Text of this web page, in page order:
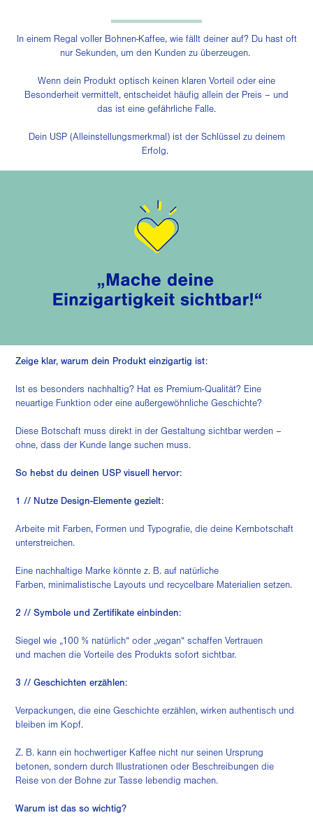
In einem Regal voller Bohnen-Kaffee, wie fällt deiner auf? Du hast oft
nur Sekunden, um den Kunden zu überzeugen.
Wenn dein Produkt optisch keinen klaren Vorteil oder eine
Besonderheit vermittelt, entscheidet häufig allein der Preis – und
das ist eine gefährliche Falle.
Dein USP (Alleinstellungsmerkmal) ist der Schlüssel zu deinem
Erfolg.
Zeige klar, warum dein Produkt einzigartig ist:
Ist es besonders nachhaltig? Hat es Premium-Qualität? Eine
neuartige Funktion oder eine außergewöhnliche Geschichte?
Diese Botschaft muss direkt in der Gestaltung sichtbar werden –
ohne, dass der Kunde lange suchen muss.
So hebst du deinen USP visuell hervor:
1 // Nutze Design-Elemente gezielt:
Arbeite mit Farben, Formen und Typografie, die deine Kernbotschaft
unterstreichen.
Eine nachhaltige Marke könnte z. B. auf natürliche
Farben, minimalistische Layouts und recycelbare Materialien setzen.
2 // Symbole und Zertifikate einbinden:
Siegel wie „100 % natürlich“ oder „vegan“ schaffen Vertrauen
und machen die Vorteile des Produkts sofort sichtbar.
3 // Geschichten erzählen:
Verpackungen, die eine Geschichte erzählen, wirken authentisch und
bleiben im Kopf.
Z. B. kann ein hochwertiger Kaffee nicht nur seinen Ursprung
betonen, sondern durch Illustrationen oder Beschreibungen die
Reise von der Bohne zur Tasse lebendig machen.
Warum ist das so wichtig?